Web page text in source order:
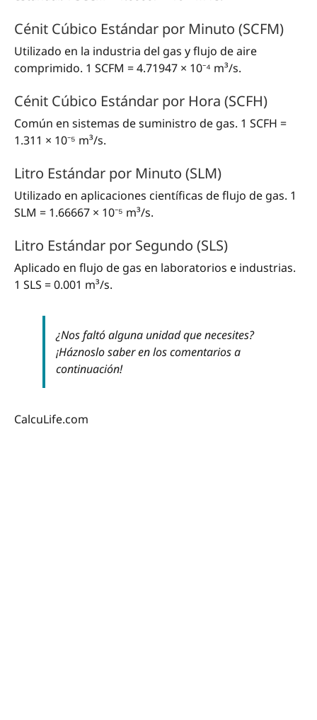
Cénit Cúbico Estándar por Minuto (SCFM)
Utilizado en la industria del gas y flujo de aire
comprimido. 1 SCFM = 4.71947 × 10⁻⁴ m³/s.
Cénit Cúbico Estándar por Hora (SCFH)
Común en sistemas de suministro de gas. 1 SCFH =
1.311 × 10⁻⁵ m³/s.
Litro Estándar por Minuto (SLM)
Utilizado en aplicaciones científicas de flujo de gas. 1
SLM = 1.66667 × 10⁻⁵ m³/s.
Litro Estándar por Segundo (SLS)
Aplicado en flujo de gas en laboratorios e industrias.
1 SLS = 0.001 m³/s.
¿Nos faltó alguna unidad que necesites?
¡Háznoslo saber en los comentarios a
continuación!
CalcuLife.com